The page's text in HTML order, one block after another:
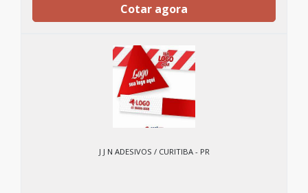
Cotar agora
J J N ADESIVOS / CURITIBA - PR